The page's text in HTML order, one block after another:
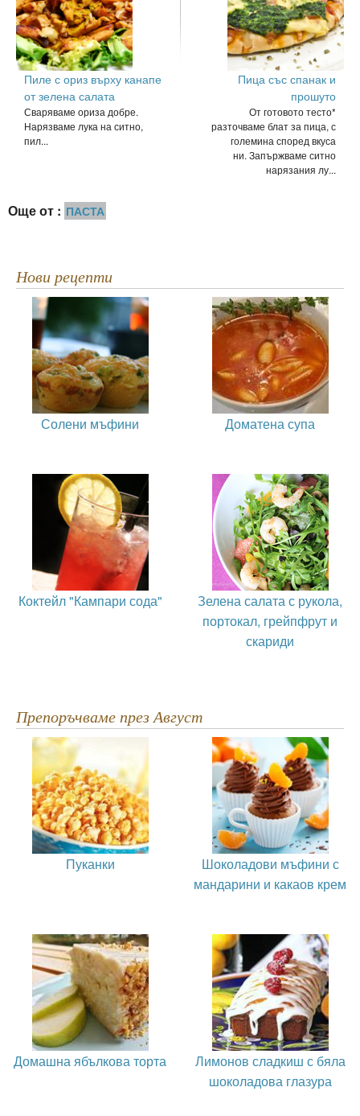
Пиле с ориз върху канапе
от зелена салата
Сваряваме ориза добре.
Нарязваме лука на ситно,
пил...
Пица със спанак и
прошуто
От готовото тесто*
разточваме блат за пица, с
големина според вкуса
ни. Запържваме ситно
нарязания лу...
Още от : ПАСТА
Нови рецепти
Солени мъфини Доматена супа
Коктейл "Кампари сода"
Зелена салата с рукола,
портокал, грейпфрут и
скариди
Препоръчваме през Август
Пуканки
Шоколадови мъфини с
мандарини и какаов крем
Домашна ябълкова торта
Лимонов сладкиш с бяла
шоколадова глазура